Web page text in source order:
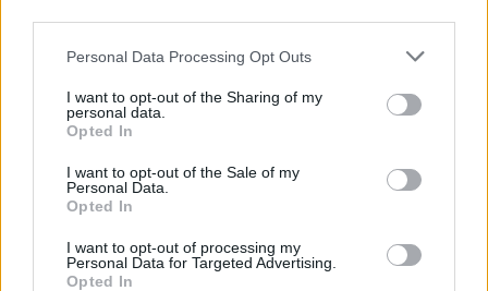
Please note that this website/app uses one or more Google
not limited to your visit or usage behaviour. You may click to
grant or deny consent to Google and its third-party tags to
use your data for below specified purposes in below Google
consent section.
Personal Data Processing Opt Outs
I want to opt-out of the Sharing of my
personal data.
Opted In
I want to opt-out of the Sale of my
Personal Data.
Opted In
I want to opt-out of processing my
Personal Data for Targeted Advertising.
Opted In
ugyanis valószínűleg ez a Netflix egyik legnagyobb
dobása.